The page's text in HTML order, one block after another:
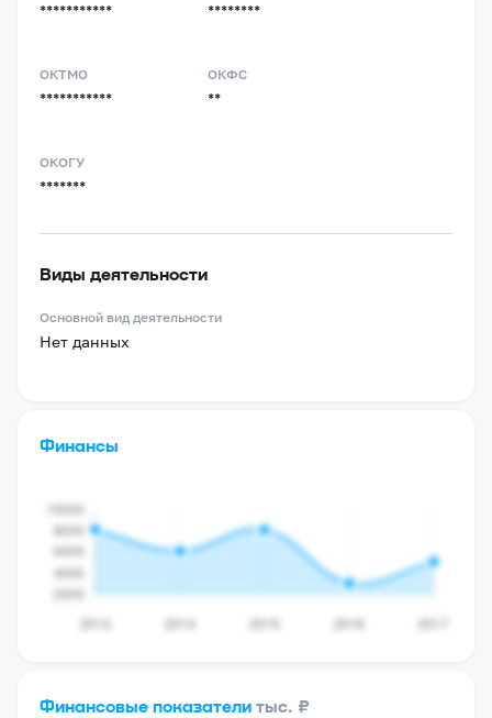
*********** ********
ОКТМО
***********
ОКФС
**
ОКОГУ
*******
Виды деятельности
Основной вид деятельности
Нет данных
Финансы
Финансовые показатели тыс. ₽